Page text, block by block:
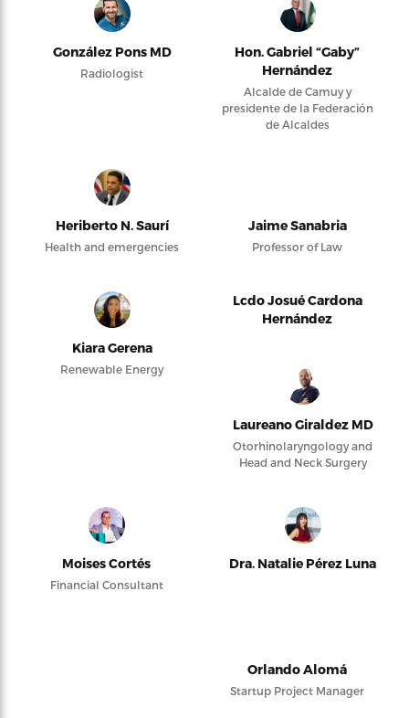
González Pons MD
Radiologist
Hon. Gabriel “Gaby”
Hernández
Alcalde de Camuy y
presidente de la Federación
de Alcaldes
Heriberto N. Saurí
Health and emergencies
Jaime Sanabria
Professor of Law
Kiara Gerena
Renewable Energy
Lcdo Josué Cardona
Hernández
Laureano Giraldez MD
Otorhinolaryngology and
Head and Neck Surgery
Moises Cortés
Financial Consultant
Dra. Natalie Pérez Luna
Orlando Alomá
Startup Project Manager